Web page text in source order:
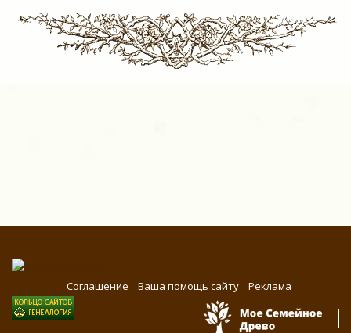
Соглашение Ваша помощь сайту Реклама